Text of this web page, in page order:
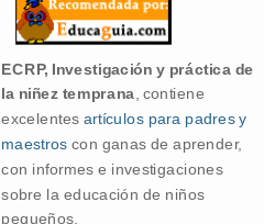
ECRP, Investigación y práctica de
la niñez temprana, contiene
excelentes artículos para padres y
maestros con ganas de aprender,
con informes e investigaciones
sobre la educación de niños
pequeños.